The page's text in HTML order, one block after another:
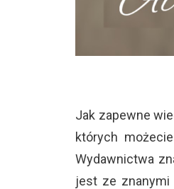
Jak zapewne
których
Wydawnictwa
jest ze znanymi